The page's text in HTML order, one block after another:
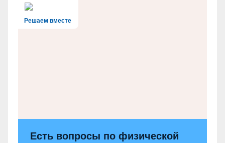
Решаем вместе
Есть вопросы по физической